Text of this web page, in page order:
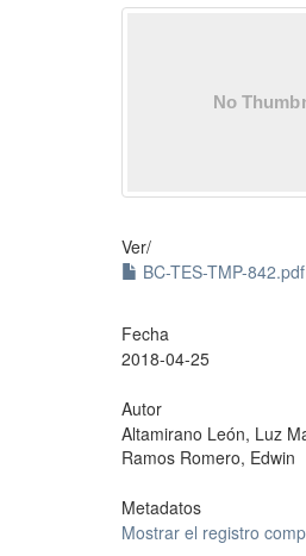
Ver/
BC-TES-TMP-
Fecha
2018-04-25
Autor
Altamirano León, Luz
Ramos Romero, Edwin
Metadatos
Mostrar el registro